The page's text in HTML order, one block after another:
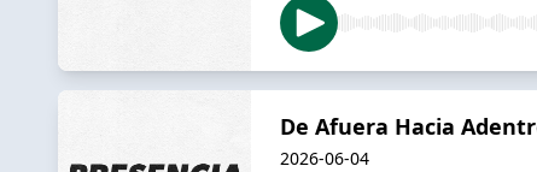
De Afuera Hacia
2026-06-04